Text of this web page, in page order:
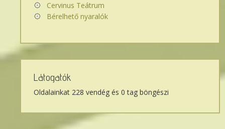
Cervinus Teátrum
Bérelhető nyaralók
Látogatók
Oldalainkat 228 vendég és 0 tag böngészi